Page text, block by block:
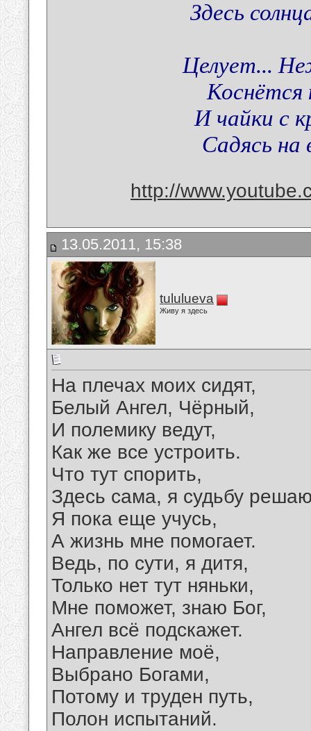
Здесь
Целует...
И чайки с
Садясь на
http://
13.05.2011, 15:38
tululueva
Живу я здесь
На плечах моих сидят,
Белый Ангел, Чёрный,
И полемику ведут,
Как же все устроить.
Что тут спорить,
Здесь сама, я судьбу
Я пока еще учусь,
А жизнь мне помогает.
Ведь, по сути, я дитя,
Только нет тут няньки,
Мне поможет, знаю Бог,
Ангел всё подскажет.
Направление моё,
Выбрано Богами,
Потому и труден путь,
Полон испытаний.